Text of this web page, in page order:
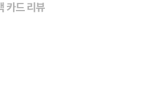
카드 리뷰